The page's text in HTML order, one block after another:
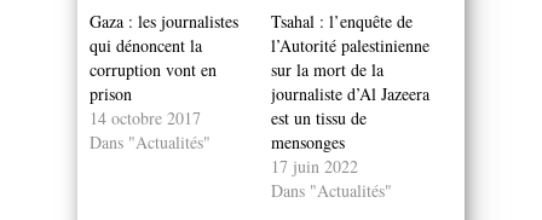
Gaza : les journalistes
qui dénoncent la
corruption vont en
prison
14 octobre 2017
Dans "Actualités"
Tsahal : l’enquête de
l’Autorité palestinienne
sur la mort de la
journaliste d’Al Jazeera
est un tissu de
mensonges
17 juin 2022
Dans "Actualités"